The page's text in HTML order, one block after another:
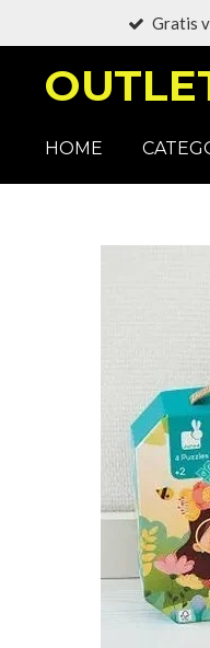
hoofdinhoud
Gratis
HOME